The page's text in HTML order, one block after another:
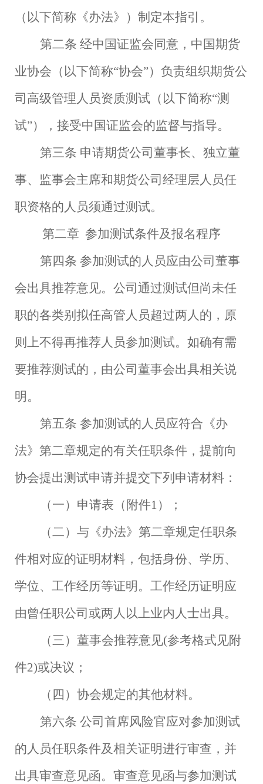
（以下简称《办法》）制定本指引。
第二条 经中国证监会同意，中国期货
业协会（以下简称“协会”）负责组织期货公
司高级管理人员资质测试（以下简称“测
试”），接受中国证监会的监督与指导。
第三条 申请期货公司董事长、独立董
事、监事会主席和期货公司经理层人员任
职资格的人员须通过测试。
第二章 参加测试条件及报名程序
第四条 参加测试的人员应由公司董事
会出具推荐意见。公司通过测试但尚未任
职的各类别拟任高管人员超过两人的，原
则上不得再推荐人员参加测试。如确有需
要推荐测试的，由公司董事会出具相关说
明。
第五条 参加测试的人员应符合《办
法》第二章规定的有关任职条件，提前向
协会提出测试申请并提交下列申请材料：
（一）申请表（附件1）；
（二）与《办法》第二章规定任职条
件相对应的证明材料，包括身份、学历、
学位、工作经历等证明。工作经历证明应
由曾任职公司或两人以上业内人士出具。
（三）董事会推荐意见(参考格式见附
件2)或决议；
（四）协会规定的其他材料。
第六条 公司首席风险官应对参加测试
的人员任职条件及相关证明进行审查，并
出具审查意见函。审查意见函与参加测试